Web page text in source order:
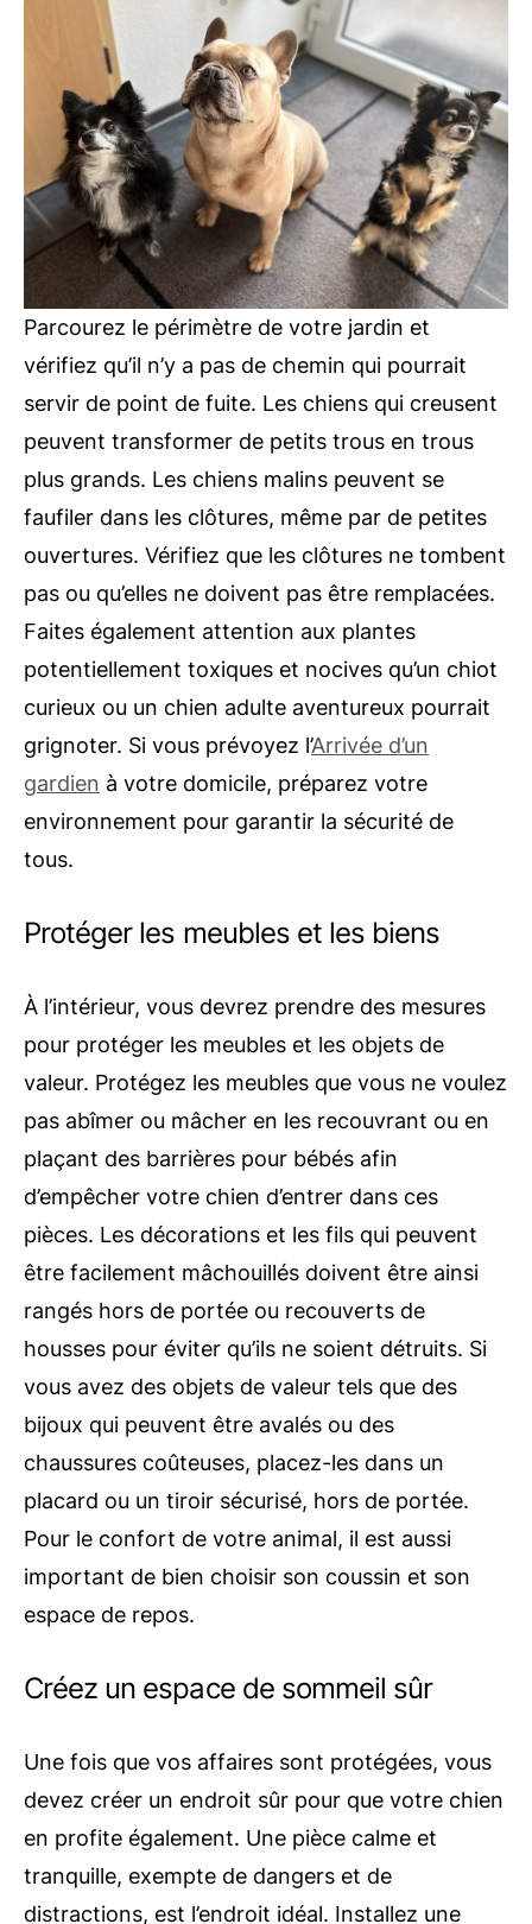
Parcourez le périmètre de votre jardin et
vérifiez qu’il n’y a pas de chemin qui pourrait
servir de point de fuite. Les chiens qui creusent
peuvent transformer de petits trous en trous
plus grands. Les chiens malins peuvent se
faufiler dans les clôtures, même par de petites
ouvertures. Vérifiez que les clôtures ne tombent
pas ou qu’elles ne doivent pas être remplacées.
Faites également attention aux plantes
potentiellement toxiques et nocives qu’un chiot
curieux ou un chien adulte aventureux pourrait
grignoter. Si vous prévoyez l’Arrivée d’un
gardien à votre domicile, préparez votre
environnement pour garantir la sécurité de
tous.
Protéger les meubles et les biens
À l’intérieur, vous devrez prendre des mesures
pour protéger les meubles et les objets de
valeur. Protégez les meubles que vous ne voulez
pas abîmer ou mâcher en les recouvrant ou en
plaçant des barrières pour bébés afin
d’empêcher votre chien d’entrer dans ces
pièces. Les décorations et les fils qui peuvent
être facilement mâchouillés doivent être ainsi
rangés hors de portée ou recouverts de
housses pour éviter qu’ils ne soient détruits. Si
vous avez des objets de valeur tels que des
bijoux qui peuvent être avalés ou des
chaussures coûteuses, placez-les dans un
placard ou un tiroir sécurisé, hors de portée.
Pour le confort de votre animal, il est aussi
important de bien choisir son coussin et son
espace de repos.
Créez un espace de sommeil sûr
Une fois que vos affaires sont protégées, vous
devez créer un endroit sûr pour que votre chien
en profite également. Une pièce calme et
tranquille, exempte de dangers et de
distractions, est l’endroit idéal. Installez une